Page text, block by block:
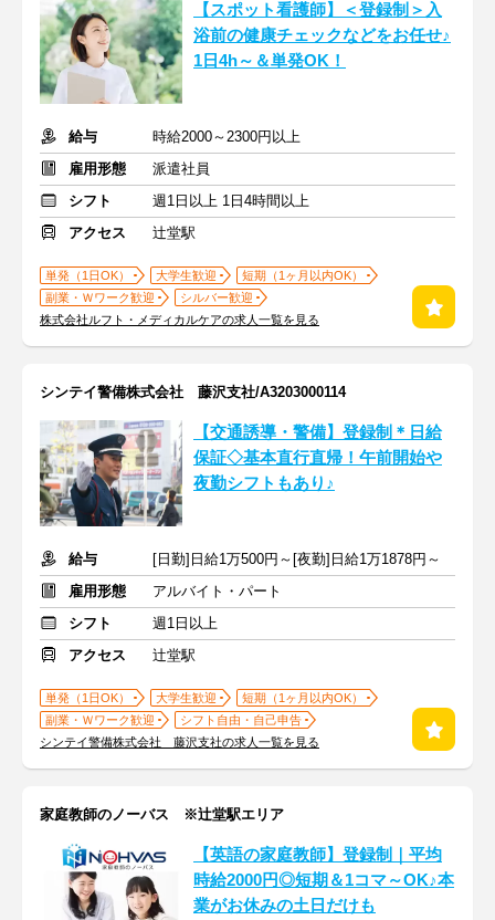
【スポット看護師】＜登録制＞入
浴前の健康チェックなどをお任せ♪
1日4h～＆単発OK！
給与
時給2000～2300円以上
雇用形態
派遣社員
シフト
週1日以上 1日4時間以上
アクセス
辻堂駅
単発（1日OK） 大学生歓迎
短期（1ヶ月以内OK）
副業・Ｗワーク歓迎
シルバー歓迎
株式会社ルフト・メディカルケアの求人一覧を見る
シンテイ警備株式会社 藤沢支社/A3203000114
【交通誘導・警備】登録制＊日給
保証◇基本直行直帰！午前開始や
夜勤シフトもあり♪
給与
[日勤]日給1万500円～[夜勤]日給1万1878円～
雇用形態
アルバイト・パート
シフト
週1日以上
アクセス
辻堂駅
単発（1日OK） 大学生歓迎
短期（1ヶ月以内OK）
副業・Ｗワーク歓迎
シフト自由・自己申告
シンテイ警備株式会社 藤沢支社の求人一覧を見る
家庭教師のノーバス ※辻堂駅エリア
【英語の家庭教師】登録制｜平均
時給2000円◎短期＆1コマ～OK♪本
業がお休みの土日だけも